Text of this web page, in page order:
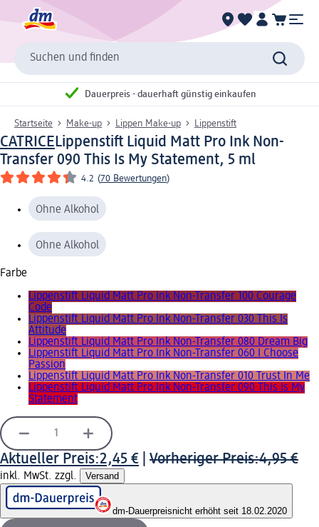
Suchen und finden
Dauerpreis - dauerhaft günstig einkaufen
Startseite Make-up Lippen Make-up Lippenstift
CATRICELippenstift Liquid Matt Pro Ink Non-
Transfer 090 This Is My Statement, 5 ml
4.2 (70 Bewertungen)
Ohne Alkohol
Ohne Alkohol
Farbe
Lippenstift Liquid Matt Pro Ink Non-Transfer 100 Courage
Code
Lippenstift Liquid Matt Pro Ink Non-Transfer 030 This Is
Attitude
Lippenstift Liquid Matt Pro Ink Non-Transfer 080 Dream Big
Lippenstift Liquid Matt Pro Ink Non-Transfer 060 I Choose
Passion
Lippenstift Liquid Matt Pro Ink Non-Transfer 010 Trust In Me
Lippenstift Liquid Matt Pro Ink Non-Transfer 090 This Is My
Statement
Aktueller Preis:2,45 € Vorheriger Preis:4,95 €
inkl. MwSt. zzgl. Versand
dm-Dauerpreisnicht erhöht seit 18.02.2020